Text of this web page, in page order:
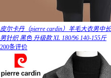
皮尔卡丹（pierre cardin）羊毛大衣男中
男针织 黑色 升级款 XL 180/96 140-155斤
200条评价